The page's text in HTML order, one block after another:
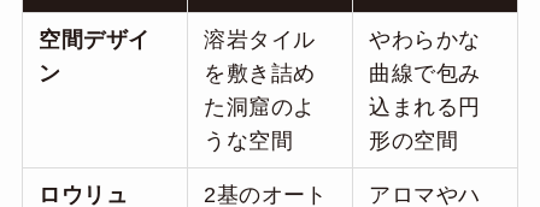
空間デザイ
ン
溶岩タイル
を敷き詰め
た洞窟のよ
うな空間
やわらかな
曲線で包み
込まれる円
形の空間
ロウリュ
2基のオート
アロマやハ